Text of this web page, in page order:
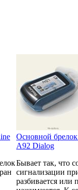
Основной
A92 Dialog
Бывает так, что
сигнализации
разбивается или